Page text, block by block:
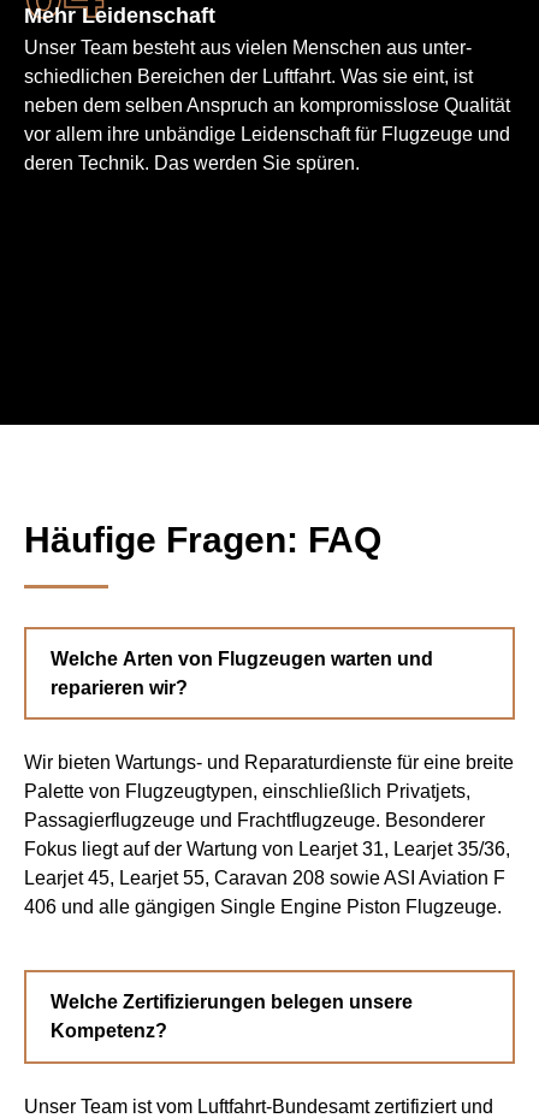
Mehr Leiden­schaft
Unser Team besteht aus vielen Menschen aus unter­
schied­lichen Bereichen der Luftfahrt. Was sie eint, ist
neben dem selben Anspruch an kompro­misslose Qualität
vor allem ihre unbändige Leiden­schaft für Flugzeuge und
deren Technik. Das werden Sie spüren.
Häufige Fragen: FAQ
Welche Arten von Flugzeugen warten und
reparieren wir?
Wir bieten Wartungs- und Reparaturdienste für eine breite
Palette von Flugzeugtypen, einschließlich Privatjets,
Passagierflugzeuge und Frachtflugzeuge. Besonderer
Fokus liegt auf der Wartung von Learjet 31, Learjet 35/36,
Learjet 45, Learjet 55, Caravan 208 sowie ASI Aviation F
406 und alle gängigen Single Engine Piston Flugzeuge.
Welche Zertifizierungen belegen unsere
Kompetenz?
Unser Team ist vom Luftfahrt-Bundesamt zertifiziert und